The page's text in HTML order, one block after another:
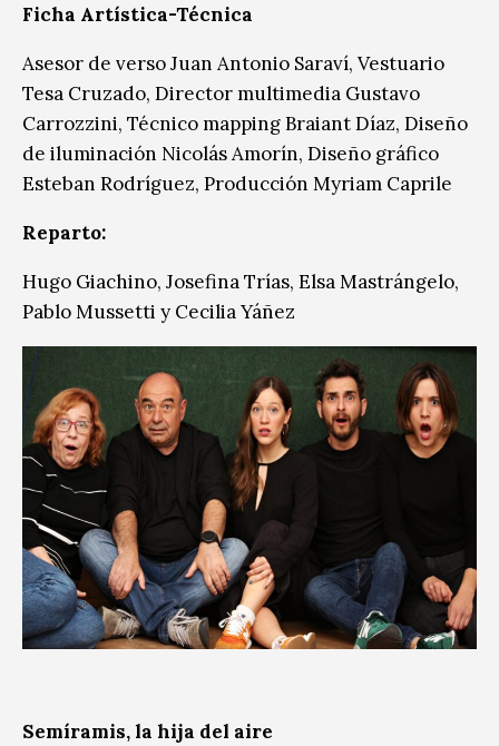
Ficha Artística-Técnica
Asesor de verso Juan Antonio Saraví, Vestuario
Tesa Cruzado, Director multimedia Gustavo
Carrozzini, Técnico mapping Braiant Díaz, Diseño
de iluminación Nicolás Amorín, Diseño gráfico
Esteban Rodríguez, Producción Myriam Caprile
Reparto:
Hugo Giachino, Josefina Trías, Elsa Mastrángelo,
Pablo Mussetti y Cecilia Yáñez
Semíramis, la hija del aire